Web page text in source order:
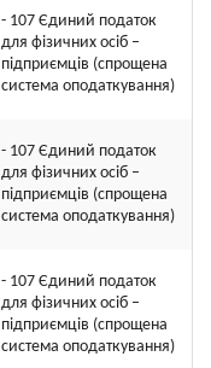
- 107 Єдиний податок
для фізичних осіб –
підприємців (спрощена
система оподаткування)
- 107 Єдиний податок
для фізичних осіб –
підприємців (спрощена
система оподаткування)
- 107 Єдиний податок
для фізичних осіб –
підприємців (спрощена
система оподаткування)